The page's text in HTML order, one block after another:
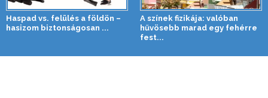
Haspad vs. felülés a földön –
hasizom biztonságosan ...
A színek fizikája: valóban
hűvösebb marad egy fehérre
fest...